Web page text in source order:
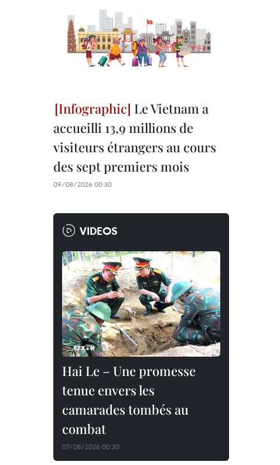
Le Vietnam a
accueilli 13,9 millions de
visiteurs étrangers au cours
des sept premiers mois
09/08/2026 00:30
VIDEOS
Hai Le – Une promesse
tenue envers les
camarades tombés au
combat
07/08/2026 00:30